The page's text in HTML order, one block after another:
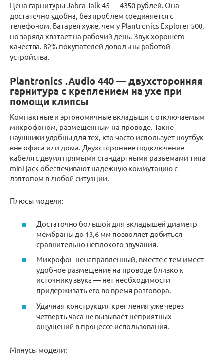
Цена гарнитуры Jabra Talk 45 — 4350 рублей. Она
достаточно удобна, без проблем соединяется с
телефоном. Батарея хуже, чем у Plantronics Explorer 500,
но заряда хватает на рабочий день. Звук хорошего
качества. 82% покупателей довольны работой
устройства.
Plantronics .Audio 440 — двухсторонняя
гарнитура с креплением на ухе при
помощи клипсы
Компактные и эргономичные вкладыши с отключаемым
микрофоном, размещенным на проводе. Такие
наушники удобны для тех, кто часто использует ноутбук
вне офиса или дома. Двухстороннее подключение
кабеля с двумя прямыми стандартными разъемами типа
mini jack обеспечивают надежную коммутацию с
лэптопом в любой ситуации.
Плюсы модели:
Достаточно большой для вкладышей диаметр
мембраны до 13,6 мм позволяет добиться
сравнительно неплохого звучания.
Микрофон ненаправленный, вместе с тем имеет
удобное размещение на проводе близко к
источнику звука — нет необходимости
придерживать его во время разговора.
Удачная конструкция крепления уже через
четверть часа не вызывает неприятных
ощущений в процессе использования.
Минусы модели: